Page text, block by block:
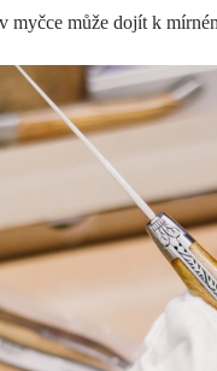
myčce může dojít k